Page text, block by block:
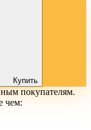
Купить
покупателям.
чем: